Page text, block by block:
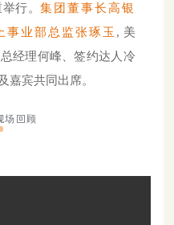
举行。集团董事长高银
事业部总监张琢玉 , 美
经理何峰、签约达人冷
嘉宾共同出席。
场回顾